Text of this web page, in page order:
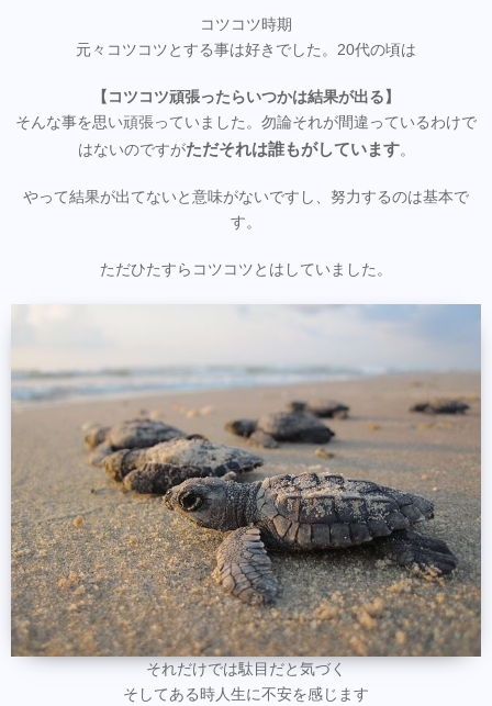
コツコツ時期
元々コツコツとする事は好きでした。20代の頃は
【コツコツ頑張ったらいつかは結果が出る】
そんな事を思い頑張っていました。勿論それが間違っているわけで
はないのですがただそれは誰もがしています。
やって結果が出てないと意味がないですし、努力するのは基本で
す。
ただひたすらコツコツとはしていました。
それだけでは駄目だと気づく
そしてある時人生に不安を感じます